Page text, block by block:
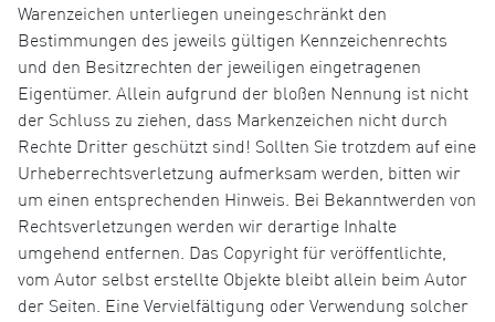
Warenzeichen unterliegen uneingeschränkt den
Bestimmungen des jeweils gültigen Kennzeichenrechts
und den Besitzrechten der jeweiligen eingetragenen
Eigentümer. Allein aufgrund der bloßen Nennung ist nicht
der Schluss zu ziehen, dass Markenzeichen nicht durch
Rechte Dritter geschützt sind! Sollten Sie trotzdem auf eine
Urheberrechtsverletzung aufmerksam werden, bitten wir
um einen entsprechenden Hinweis. Bei Bekanntwerden von
Rechtsverletzungen werden wir derartige Inhalte
umgehend entfernen. Das Copyright für veröffentlichte,
vom Autor selbst erstellte Objekte bleibt allein beim Autor
der Seiten. Eine Vervielfältigung oder Verwendung solcher